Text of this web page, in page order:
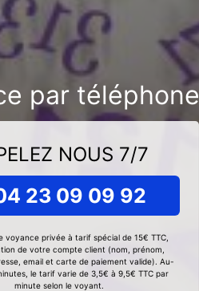
par téléphone
NOUS 7/7
23 09 09 92
voyance privée à tarif spécial de 15€ TTC,
de votre compte client (nom, prénom,
email et carte de paiement valide). Au-
le tarif varie de 3,5€ à 9,5€ TTC par
minute selon le voyant.